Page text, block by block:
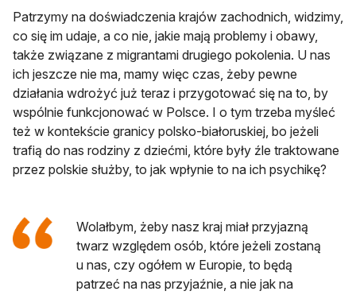
Patrzymy na doświadczenia krajów zachodnich, widzimy,
co się im udaje, a co nie, jakie mają problemy i obawy,
także związane z migrantami drugiego pokolenia. U nas
ich jeszcze nie ma, mamy więc czas, żeby pewne
działania wdrożyć już teraz i przygotować się na to, by
wspólnie funkcjonować w Polsce. I o tym trzeba myśleć
też w kontekście granicy polsko-białoruskiej, bo jeżeli
trafią do nas rodziny z dziećmi, które były źle traktowane
przez polskie służby, to jak wpłynie to na ich psychikę?
Wolałbym, żeby nasz kraj miał przyjazną
twarz względem osób, które jeżeli zostaną
u nas, czy ogółem w Europie, to będą
patrzeć na nas przyjaźnie, a nie jak na